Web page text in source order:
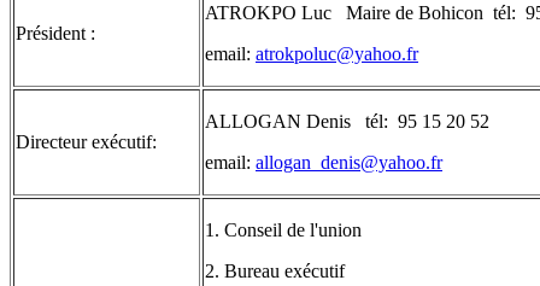
Président :
ATROKPO Luc Maire de Bohicon tél:
email: atrokpoluc@yahoo.fr
Directeur exécutif:
ALLOGAN Denis tél: 95 15 20 52
email: allogan_denis@yahoo.fr
1. Conseil de l'union
2. Bureau exécutif